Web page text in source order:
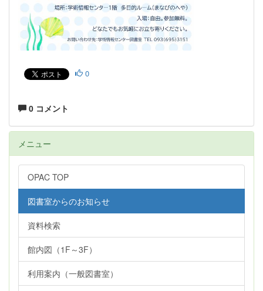
0
0 コメント
メニュー
OPAC TOP
図書室からのお知らせ
資料検索
館内図（1F～3F）
利用案内（一般図書室）